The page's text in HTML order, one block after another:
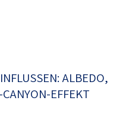
ALBEDO,
EFFEKT